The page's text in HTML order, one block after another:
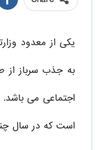
یکی از معدود
به جذب سرباز از
اجتماعی می
است که در سال